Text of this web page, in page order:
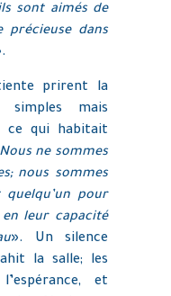
sont aimés de
précieuse dans
prirent la
mais
ce qui habitait
ne sommes
nous sommes
pour
leur capacité
». Un silence
la salle; les
et